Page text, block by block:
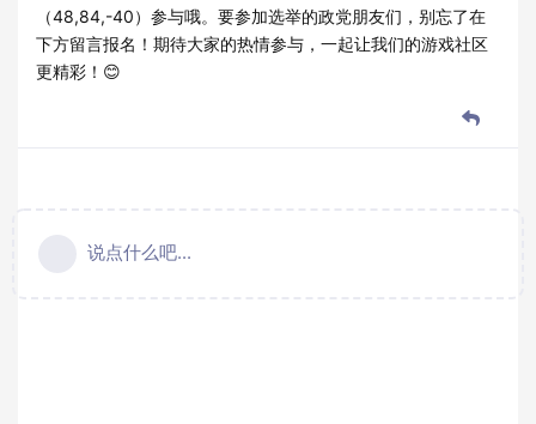
（48,84,-40）参与哦。要参加选举的政党朋友们，别忘了在
下方留言报名！期待大家的热情参与，一起让我们的游戏社区
更精彩！😊
说点什么吧...